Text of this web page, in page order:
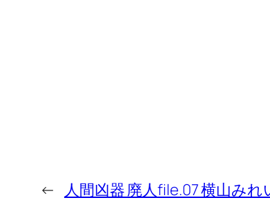
← 人間凶器 廃人file.07 横山みれ